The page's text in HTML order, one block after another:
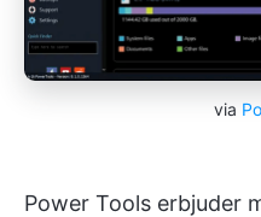
via
Power Tools erbjuder